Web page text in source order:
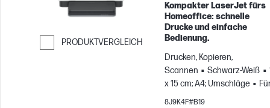
PRODUKTVERGLEICH
Weiter zum Vergleichen
Kompakter LaserJet fürs
Homeoffice: schnelle
Drucke und einfache
Bedienung.
Drucken, Kopieren,
Scannen
Schwarz-Weiß
x 15 cm; A4; Umschläge
Gruppen mit bis zu 5
8J9K4F#B19